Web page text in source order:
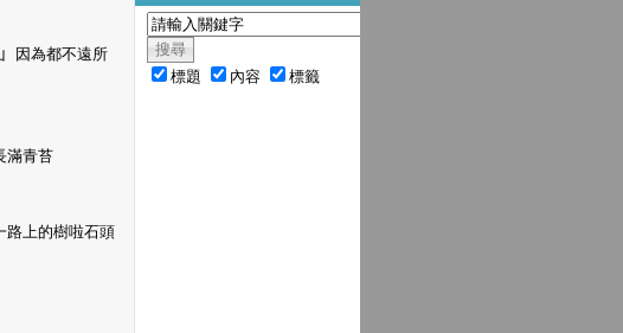
因為都不遠所
滿青苔
上的樹啦石頭
標題 內容 標籤